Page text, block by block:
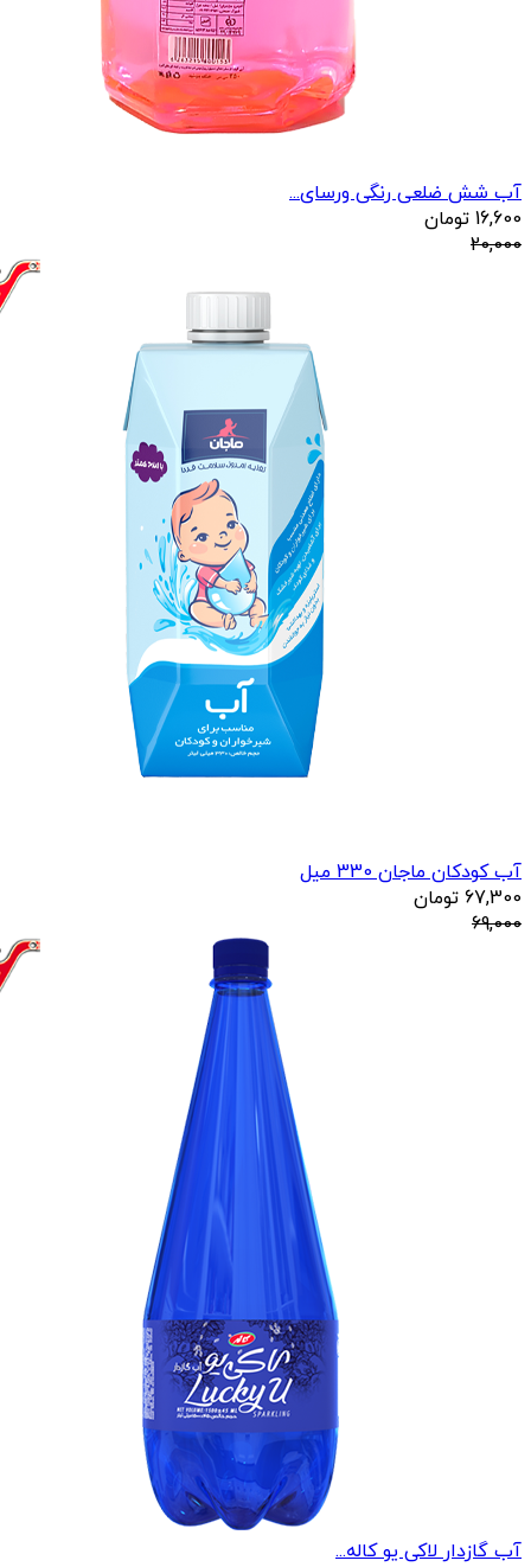
آب شش ضلعی رنگی ورسای...
16,600 تومان
20,000
آب کودکان ماجان 330 میل
67,300 تومان
69,000
آب گازدار لاکی یو کاله...